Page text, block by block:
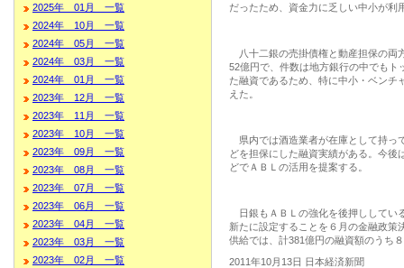
2025年 01月 一覧
2024年 10月 一覧
2024年 05月 一覧
2024年 03月 一覧
2024年 01月 一覧
2023年 12月 一覧
2023年 11月 一覧
2023年 10月 一覧
2023年 09月 一覧
2023年 08月 一覧
2023年 07月 一覧
2023年 06月 一覧
2023年 04月 一覧
2023年 03月 一覧
2023年 02月 一覧
だったため、資金力に乏しい中小が利
八十二銀の売掛債権と動産担保の両
52億円で、件数は地方銀行の中でも
た融資であるため、特に中小・ベンチ
えた。
県内では酒造業者が在庫として持っ
どを担保にした融資実績がある。今
どでＡＢＬの活用を提案する。
日銀もＡＢＬの強化を後押ししてい
新たに設定することを６月の金融政策
供給では、計381億円の融資額のうち
2011年10月13日 日本経済新聞